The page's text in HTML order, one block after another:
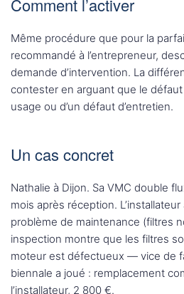
Comment l’activer
Même procédure que pour la
recommandé à l’entrepreneur,
demande d’intervention. La
contester en arguant que le défaut
usage ou d’un défaut d’entretien.
Un cas concret
Nathalie à Dijon. Sa VMC double
mois après réception.
problème de maintenance (filtres
inspection montre que les filtres
moteur est défectueux — vice de
biennale a joué : remplacement
l’installateur, 2 800 €.